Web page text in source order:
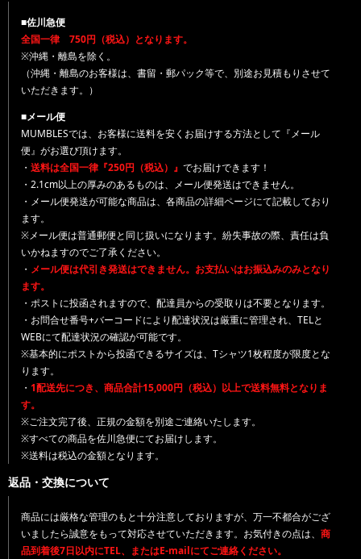
■佐川急便
全国一律 750円（税込）となります。
※沖縄・離島を除く。
（沖縄・離島のお客様は、書留・郵パック等で、別途お見積もりさせて
いただきます。）
■メール便
MUMBLESでは、お客様に送料を安くお届けする方法として『メール
便』がお選び頂けます。
・ 送料は全国一律『250円（税込）』 でお届けできます！
・2.1cm以上の厚みのあるものは、メール便発送はできません。
・メール便発送が可能な商品は、各商品の詳細ページにて記載しており
ます。
※メール便は普通郵便と同じ扱いになります。紛失事故の際、責任は負
いかねますのでご了承ください。
・ メール便は代引き発送はできません。お支払いはお振込みのみとなり
ます。
・ポストに投函されますので、配達員からの受取りは不要となります。
・お問合せ番号+バーコードにより配達状況は厳重に管理され、TELと
WEBにて配達状況の確認が可能です。
※基本的にポストから投函できるサイズは、Tシャツ1枚程度が限度とな
ります。
・ 1配送先につき、商品合計15,000円（税込）以上で送料無料となりま
す。
※ご注文完了後、正規の金額を別途ご連絡いたします。
※すべての商品を佐川急便にてお届けします。
※送料は税込の金額となります。
返品・交換について
商品には厳格な管理のもと十分注意しておりますが、万一不都合がござ
いましたら誠意をもって対応させていただきます。お気付きの点は、 商
品到着後7日以内にTEL、またはE-mailにてご連絡ください。